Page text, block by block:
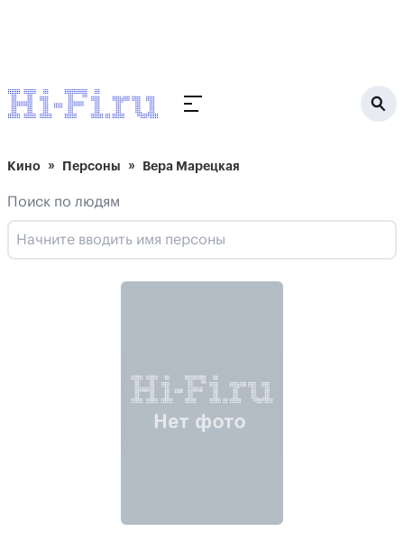
Кино Персоны Вера Марецкая
Поиск по людям